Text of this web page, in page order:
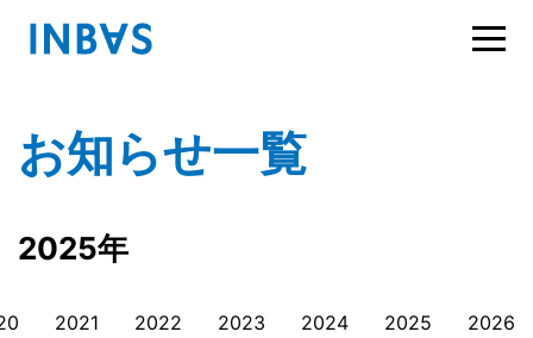
お知らせ一覧
2025年
2021
2022
2023
2024
2025
2026